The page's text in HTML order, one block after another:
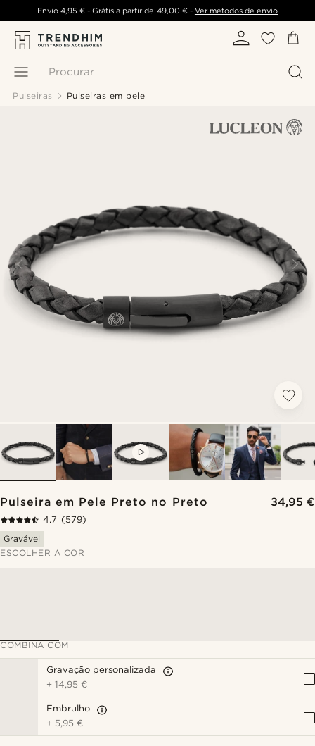
Procurar
Envio 4,95 €- Grátis a partir de 49,00 €- Ver métodos de envio
Pulseiras Pulseiras em pele
Pulseira em Pele Preto no Preto 34,95 €
4.7 (579)
Gravável
ESCOLHER A COR
COMBINA COM
Gravação personalizada
+14,95 €
Embrulho
+ 5,95 €